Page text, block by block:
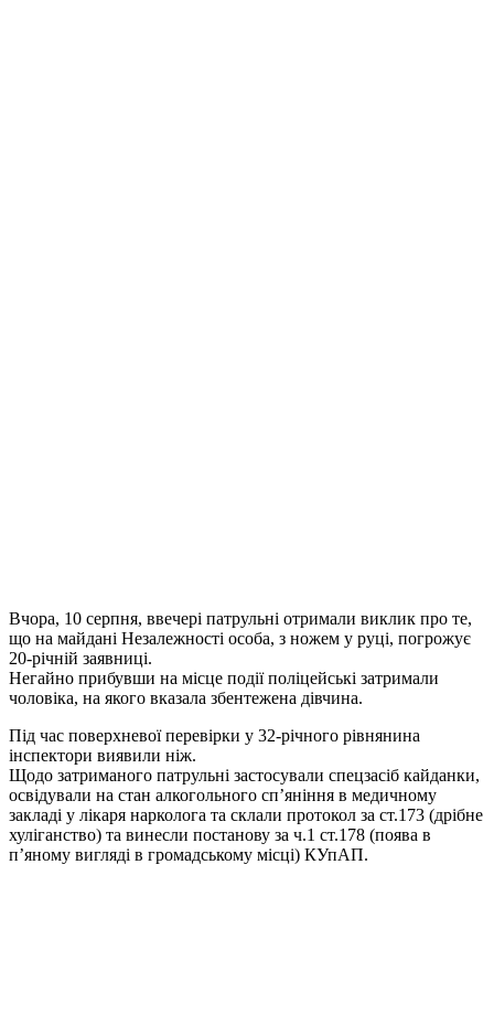
Вчора, 10 серпня, ввечері патрульні отримали виклик про те,
що на майдані Незалежності особа, з ножем у руці, погрожує
20-річній заявниці.
Негайно прибувши на місце події поліцейські затримали
чоловіка, на якого вказала збентежена дівчина.
Під час поверхневої перевірки у 32-річного рівнянина
інспектори виявили ніж.
Щодо затриманого патрульні застосували спецзасіб кайданки,
освідували на стан алкогольного сп’яніння в медичному
закладі у лікаря нарколога та склали протокол за ст.173 (дрібне
хуліганство) та винесли постанову за ч.1 ст.178 (поява в
п’яному вигляді в громадському місці) КУпАП.